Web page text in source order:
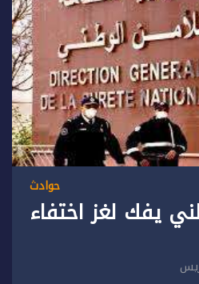
حوادث
يفك لغز اختفاء